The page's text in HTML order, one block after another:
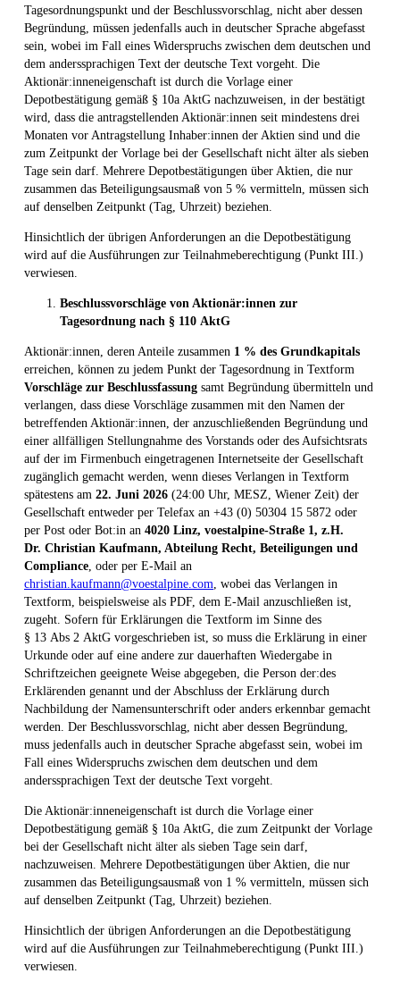
Tagesordnungspunkt und der Beschlussvorschlag, nicht aber dessen
Begründung, müssen jedenfalls auch in deutscher Sprache abgefasst
sein, wobei im Fall eines Widerspruchs zwischen dem deutschen und
dem anderssprachigen Text der deutsche Text vorgeht. Die
Aktionär:inneneigenschaft ist durch die Vorlage einer
Depotbestätigung gemäß § 10a AktG nachzuweisen, in der bestätigt
wird, dass die antragstellenden Aktionär:innen seit mindestens drei
Monaten vor Antragstellung Inhaber:innen der Aktien sind und die
zum Zeitpunkt der Vorlage bei der Gesellschaft nicht älter als sieben
Tage sein darf. Mehrere Depotbestätigungen über Aktien, die nur
zusammen das Beteiligungsausmaß von 5 % vermitteln, müssen sich
auf denselben Zeitpunkt (Tag, Uhrzeit) beziehen.
Hinsichtlich der übrigen Anforderungen an die Depotbestätigung
wird auf die Ausführungen zur Teilnahmeberechtigung (Punkt III.)
verwiesen.
Beschlussvorschläge von Aktionär:innen zur
Tagesordnung nach § 110 AktG
Aktionär:innen, deren Anteile zusammen 1 % des Grundkapitals
erreichen, können zu jedem Punkt der Tagesordnung in Textform
Vorschläge zur Beschlussfassung samt Begründung übermitteln und
verlangen, dass diese Vorschläge zusammen mit den Namen der
betreffenden Aktionär:innen, der anzuschließenden Begründung und
einer allfälligen Stellungnahme des Vorstands oder des Aufsichtsrats
auf der im Firmenbuch eingetragenen Internetseite der Gesellschaft
zugänglich gemacht werden, wenn dieses Verlangen in Textform
spätestens am 22. Juni 2026 (24:00 Uhr, MESZ, Wiener Zeit) der
Gesellschaft entweder per Telefax an +43 (0) 50304 15 5872 oder
per Post oder Bot:in an 4020 Linz, voestalpine-Straße 1, z.H.
Dr. Christian Kaufmann, Abteilung Recht, Beteiligungen und
Compliance , oder per E-Mail an
christian.kaufmann@voestalpine.com , wobei das Verlangen in
Textform, beispielsweise als PDF, dem E-Mail anzuschließen ist,
zugeht. Sofern für Erklärungen die Textform im Sinne des
§ 13 Abs 2 AktG vorgeschrieben ist, so muss die Erklärung in einer
Urkunde oder auf eine andere zur dauerhaften Wiedergabe in
Schriftzeichen geeignete Weise abgegeben, die Person der:des
Erklärenden genannt und der Abschluss der Erklärung durch
Nachbildung der Namensunterschrift oder anders erkennbar gemacht
werden. Der Beschlussvorschlag, nicht aber dessen Begründung,
muss jedenfalls auch in deutscher Sprache abgefasst sein, wobei im
Fall eines Widerspruchs zwischen dem deutschen und dem
anderssprachigen Text der deutsche Text vorgeht.
Die Aktionär:inneneigenschaft ist durch die Vorlage einer
Depotbestätigung gemäß § 10a AktG, die zum Zeitpunkt der Vorlage
bei der Gesellschaft nicht älter als sieben Tage sein darf,
nachzuweisen. Mehrere Depotbestätigungen über Aktien, die nur
zusammen das Beteiligungsausmaß von 1 % vermitteln, müssen sich
auf denselben Zeitpunkt (Tag, Uhrzeit) beziehen.
Hinsichtlich der übrigen Anforderungen an die Depotbestätigung
wird auf die Ausführungen zur Teilnahmeberechtigung (Punkt III.)
verwiesen.